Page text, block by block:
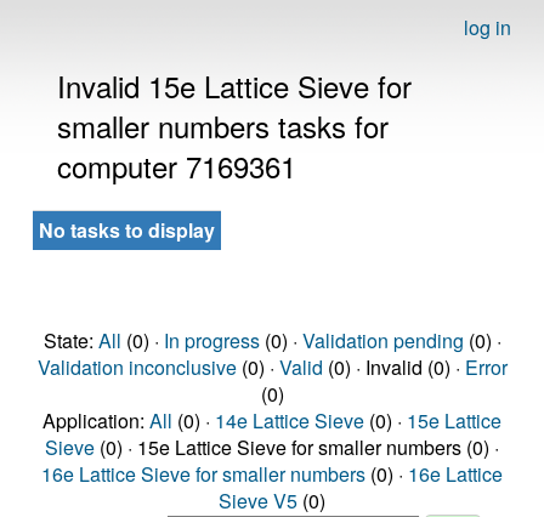
log in
Invalid 15e Lattice Sieve for
smaller numbers tasks for
computer 7169361
No tasks to display
State: All (0) · In progress(0) · Validation pending (0) ·
Validation inconclusive(0) · Valid (0) · Invalid (0) · Error
(0)
Application: All (0) · 14e Lattice Sieve (0) · 15e Lattice
Sieve (0) · 15e Lattice Sieve for smaller numbers (0) ·
16e Lattice Sieve for smaller numbers (0) · 16e Lattice
Sieve V5 (0)